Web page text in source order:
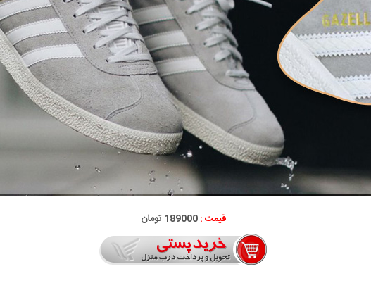
قیمت :189000 تومان